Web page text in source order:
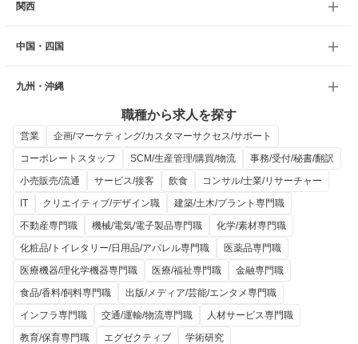
関西
中国・四国
九州・沖縄
職種から求人を探す
営業
企画/マーケティング/カスタマーサクセス/サポート
コーポレートスタッフ
SCM/生産管理/購買/物流
事務/受付/秘書/翻訳
小売販売/流通
サービス/接客 飲食
コンサル/士業/リサーチャー
IT
クリエイティブ/デザイン職
建築/土木/プラント専門職
不動産専門職
機械/電気/電子製品専門職
化学/素材専門職
化粧品/トイレタリー/日用品/アパレル専門職
医薬品専門職
医療機器/理化学機器専門職
医療/福祉専門職
金融専門職
食品/香料/飼料専門職
出版/メディア/芸能/エンタメ専門職
インフラ専門職
交通/運輸/物流専門職
人材サービス専門職
教育/保育専門職
エグゼクティブ
学術研究